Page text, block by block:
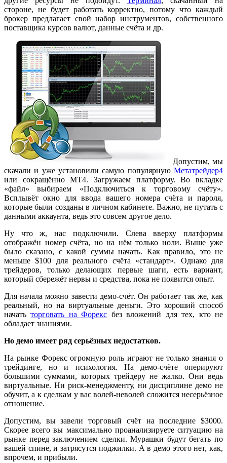
стороне, не будет работать корректно, потому что каждый
брокер предлагает свой набор инструментов, собственного
поставщика курсов валют, данные счёта и др.
Допустим, мы
скачали и уже установили самую популярную Метатрейдер4
или сокращённо МТ4. Загружаем платформу. Во вкладке
«файл» выбираем «Подключиться к торговому счёту».
Всплывёт окно для ввода вашего номера счёта и пароля,
которые были созданы в личном кабинете. Важно, не путать с
данными аккаунта, ведь это совсем другое дело.
Ну что ж, нас подключили. Слева вверху платформы
отображён номер счёта, но на нём только ноли. Выше уже
было сказано, с какой суммы начать. Как правило, это не
меньше $100 для реального счёта «стандарт». Однако для
трейдеров, только делающих первые шаги, есть вариант,
который сбережёт нервы и средства, пока не появится опыт.
Для начала можно завести демо-счёт. Он работает так же, как
реальный, но на виртуальные деньги. Это хороший способ
начатьторговать на Форекс без вложений для тех, кто не
обладает знаниями.
Но демо имеет ряд серьёзных недостатков.
На рынке Форекс огромную роль играют не только знания о
трейдинге, но и психология. На демо-счёте оперируют
большими суммами, которых трейдеру не жалко. Они ведь
виртуальные. Ни риск-менеджменту, ни дисциплине демо не
обучит, а к сделкам у вас волей-неволей сложится несерьёзное
отношение.
Допустим, вы завели торговый счёт на последние $3000.
Скорее всего вы максимально проанализируете ситуацию на
рынке перед заключением сделки. Мурашки будут бегать по
вашей спине, и затрясутся поджилки. А в демо этого нет, как,
впрочем, и прибыли.